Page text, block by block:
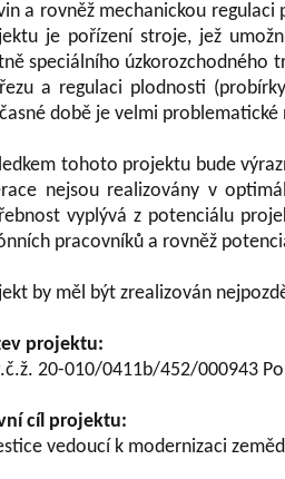
a rovněž mechanickou
je pořízení stroje, jež
speciálního úzkorozchodného
a regulaci plodnosti
době je velmi
tohoto projektu bude
nejsou realizovány v
vyplývá z potenciálu
pracovníků a rovněž
by měl být zrealizován
projektu:
20-010/0411b/452/000943
cíl projektu:
vedoucí k modernizaci